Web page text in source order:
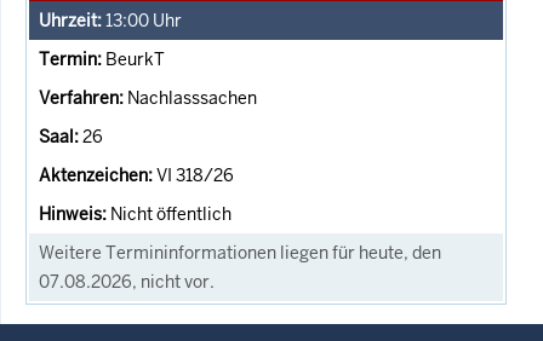
13:00 Uhr
BeurkT
Nachlasssachen
26
VI 318/26
Nicht öffentlich
Weitere Termininformationen liegen für heute, den
07.08.2026, nicht vor.